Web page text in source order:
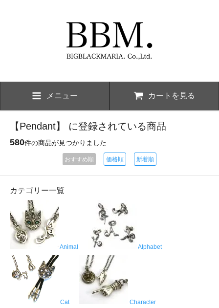
メニュー カートを見る
【Pendant】 に登録されている商品
580件の商品が見つかりました
おすすめ順 価格順 新着順
カテゴリー一覧
Animal Alphabet
Cat Character